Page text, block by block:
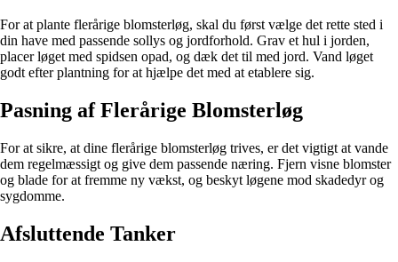
For at plante flerårige blomsterløg, skal du først vælge det rette sted i
din have med passende sollys og jordforhold. Grav et hul i jorden,
placer løget med spidsen opad, og dæk det til med jord. Vand løget
godt efter plantning for at hjælpe det med at etablere sig.
Pasning af Flerårige Blomsterløg
For at sikre, at dine flerårige blomsterløg trives, er det vigtigt at vande
dem regelmæssigt og give dem passende næring. Fjern visne blomster
og blade for at fremme ny vækst, og beskyt løgene mod skadedyr og
sygdomme.
Afsluttende Tanker